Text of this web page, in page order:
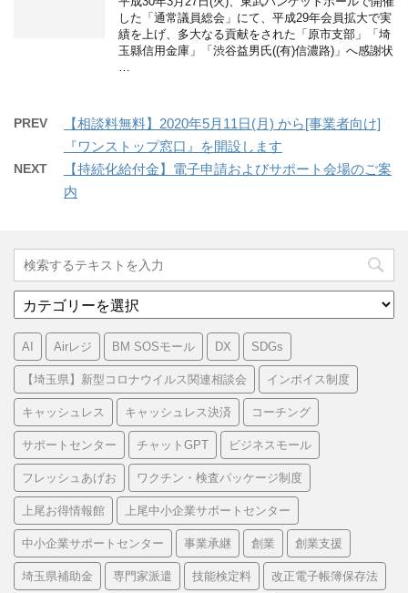
した「通常議員総会」にて、平成29年会員拡大で実
績を上げ、多大なる貢献をされた「原市支部」「埼
玉縣信用金庫」「渋谷益男氏((有)信濃路)」へ感謝状
PREV
【相談料無料】2020年5月11日(月) から[事業者向け]
『ワンストップ窓口』を開設します
NEXT
【持続化給付金】電子申請およびサポート会場のご案
内
テ
ゴ
リ
AI Airレジ BM SOSモール DX SDGs
【埼玉県】新型コロナウイルス関連相談会 インボイス制度
キャッシュレス キャッシュレス決済 コーチング
サポートセンター チャットGPT ビジネスモール
フレッシュあげお ワクチン・検査パッケージ制度
上尾お得情報館 上尾中小企業サポートセンター
中小企業サポートセンター 事業承継 創業 創業支援
埼玉県補助金 専門家派遣 技能検定料 改正電子帳簿保存法